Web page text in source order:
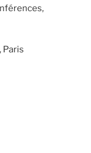
Paris